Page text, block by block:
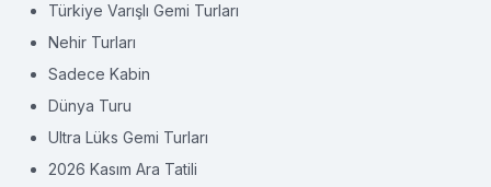
Türkiye Varışlı Gemi Turları
Nehir Turları
Sadece Kabin
Dünya Turu
Ultra Lüks Gemi Turları
2026 Kasım Ara Tatili